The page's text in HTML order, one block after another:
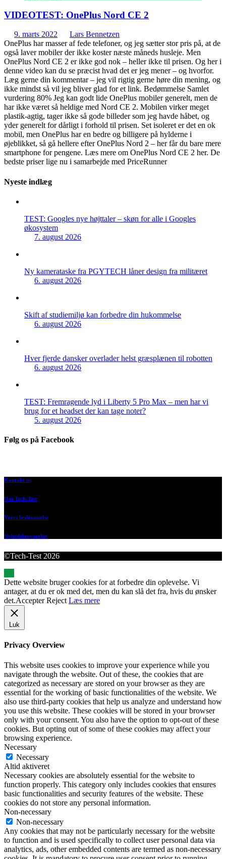
VIDEOTEST: OnePlus Nord CE 2
9. marts 2022
Lars Bennetzen
OnePlus har masser af fede telefoner, og jeg sætter stor pris på, at de
også laver mobiler der ikke koster næste måneds husleje. Men
OnePlus Nord CE 2 er ikke god nok – heller ikke til prisen. Og her i
denne video kan du se præcist hvad det er jeg mener – og hvorfor.
Læg gerne din kommentar – jeg vil rigtig gerne høre din mening, og
ikke mindst så vil jeg bliver glad for et link. Bedømmelse Samlet
vurdering 80% Jeg kan godt lide OnePlus mobiler generelt, men de
har ikke været så heldige med Nord CE 2. Mobilen virker meget
plastik-agtig, tager ikke så gode billeder som jeg havde håbet, og
yder generelt for dårligt i forhold til prisen. Set isoleret er det en ok
mobil, men OnePlus har en bedre og billigere på hylderne i
øjeblikket, så gå hellere efter OnePlus Nord 2 – her får du bare mere
smartphone for pengene. Læs mere om OnePlus Nord CE 2 her. De
bedste priser lige nu i samarbejde med PriceRunner
Nyeste indlæg
TEST: Googles nye højttaler – skøn for alle i Googles
økosystem
7. august 2026
Ny kamerataske fra PGYTECH låner design fra militæret
6. august 2026
Skift af studiemiljø kan forbedre din hukommelse
6. august 2026
Hver fjerde dansker overlader helst græsplænen til robotten
6. august 2026
TEST: Fremragende lyd i Liberty 5 Pro Max – men har vi
brug for et headset der kan tage noter?
5. august 2026
Følg os på Facebook
Kontakt os
Om Tech-Test
Vores bedømmelse
Nyhedsbrevsarkiv
©Tech-Test 2026
Dette website bruger cookies for at forbedre din oplevelse. Vi
antager, at du er ok med det, men du kan slå det fra, hvis du ønsker
det.Accepter Reject Læs mere
Luk
Privacy Overview
This website uses cookies to improve your experience while you
navigate through the website. Out of these, the cookies that are
categorized as necessary are stored on your browser as they are
essential for the working of basic functionalities of the website. We
also use third-party cookies that help us analyze and understand how
you use this website. These cookies will be stored in your browser
only with your consent. You also have the option to opt-out of these
cookies. But opting out of some of these cookies may affect your
browsing experience.
Necessary
Necessary
Altid aktiveret
Necessary cookies are absolutely essential for the website to
function properly. This category only includes cookies that ensures
basic functionalities and security features of the website. These
cookies do not store any personal information.
Non-necessary
Non-necessary
Any cookies that may not be particularly necessary for the website
to function and is used specifically to collect user personal data via
analytics, ads, other embedded contents are termed as non-necessary